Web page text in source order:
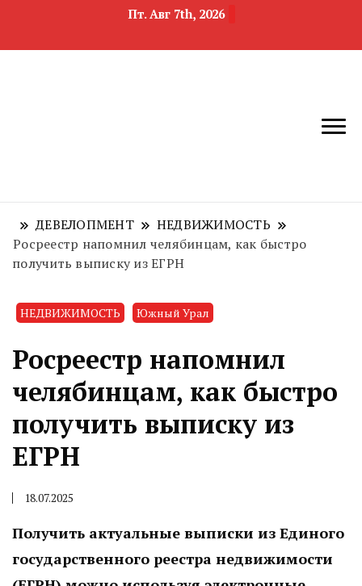
Пт. Авг 7th, 2026
область
недвижимости
ДЕВЕЛОПМЕНТ
НЕДВИЖИМОСТЬ
Росреестр напомнил челябинцам, как быстро
получить выписку из ЕГРН
НЕДВИЖИМОСТЬ Южный Урал
Росреестр напомнил
челябинцам, как быстро
получить выписку из
ЕГРН
18.07.2025
Получить актуальные выписки из Единого
государственного реестра недвижимости